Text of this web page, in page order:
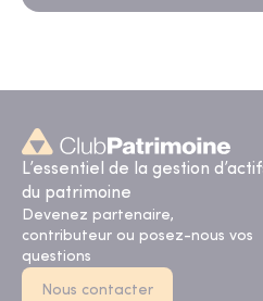
L’essentiel de la gestion
du patrimoine
Devenez partenaire,
contributeur ou posez-nous vos
questions
Nous contacter